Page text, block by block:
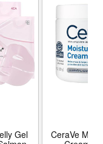
Gel
CeraVe